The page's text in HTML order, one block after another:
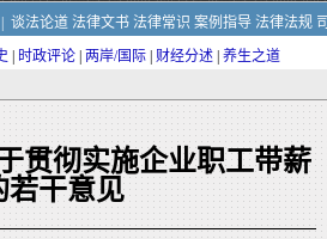
谈法论道 法律文书 法律常识 案例指导 法律法规
时政评论 两岸/国际 财经分述 养生之道
贯彻实施企业职工带薪
若干意见